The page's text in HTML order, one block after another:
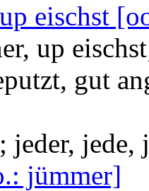
eischst
up
gut
jede,
jümmer]